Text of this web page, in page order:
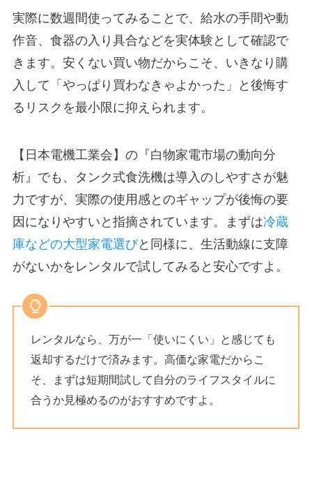
実際に数週間使ってみることで、給水の手間や動
作音、食器の入り具合などを実体験として確認で
きます。安くない買い物だからこそ、いきなり購
入して「やっぱり買わなきゃよかった」と後悔す
るリスクを最小限に抑えられます。
【日本電機工業会】の『白物家電市場の動向分
析』でも、タンク式食洗機は導入のしやすさが魅
力ですが、実際の使用感とのギャップが後悔の要
因になりやすいと指摘されています。まずは冷蔵
庫などの大型家電選びと同様に、生活動線に支障
がないかをレンタルで試してみると安心ですよ。
レンタルなら、万が一「使いにくい」と感じても
返却するだけで済みます。高価な家電だからこ
そ、まずは短期間試して自分のライフスタイルに
合うか見極めるのがおすすめですよ。